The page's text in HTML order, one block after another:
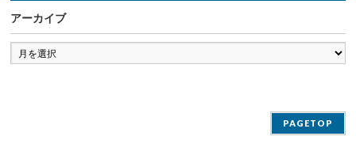
アーカイブ
ア
ー
PAGETOP